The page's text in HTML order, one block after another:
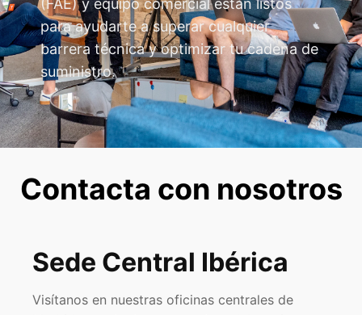
(FAE) y equipo comercial están listos
para ayudarte a superar cualquier
barrera técnica y optimizar tu cadena de
suministro.
Contacta con nosotros
Sede Central Ibérica
Visítanos en nuestras oficinas centrales de